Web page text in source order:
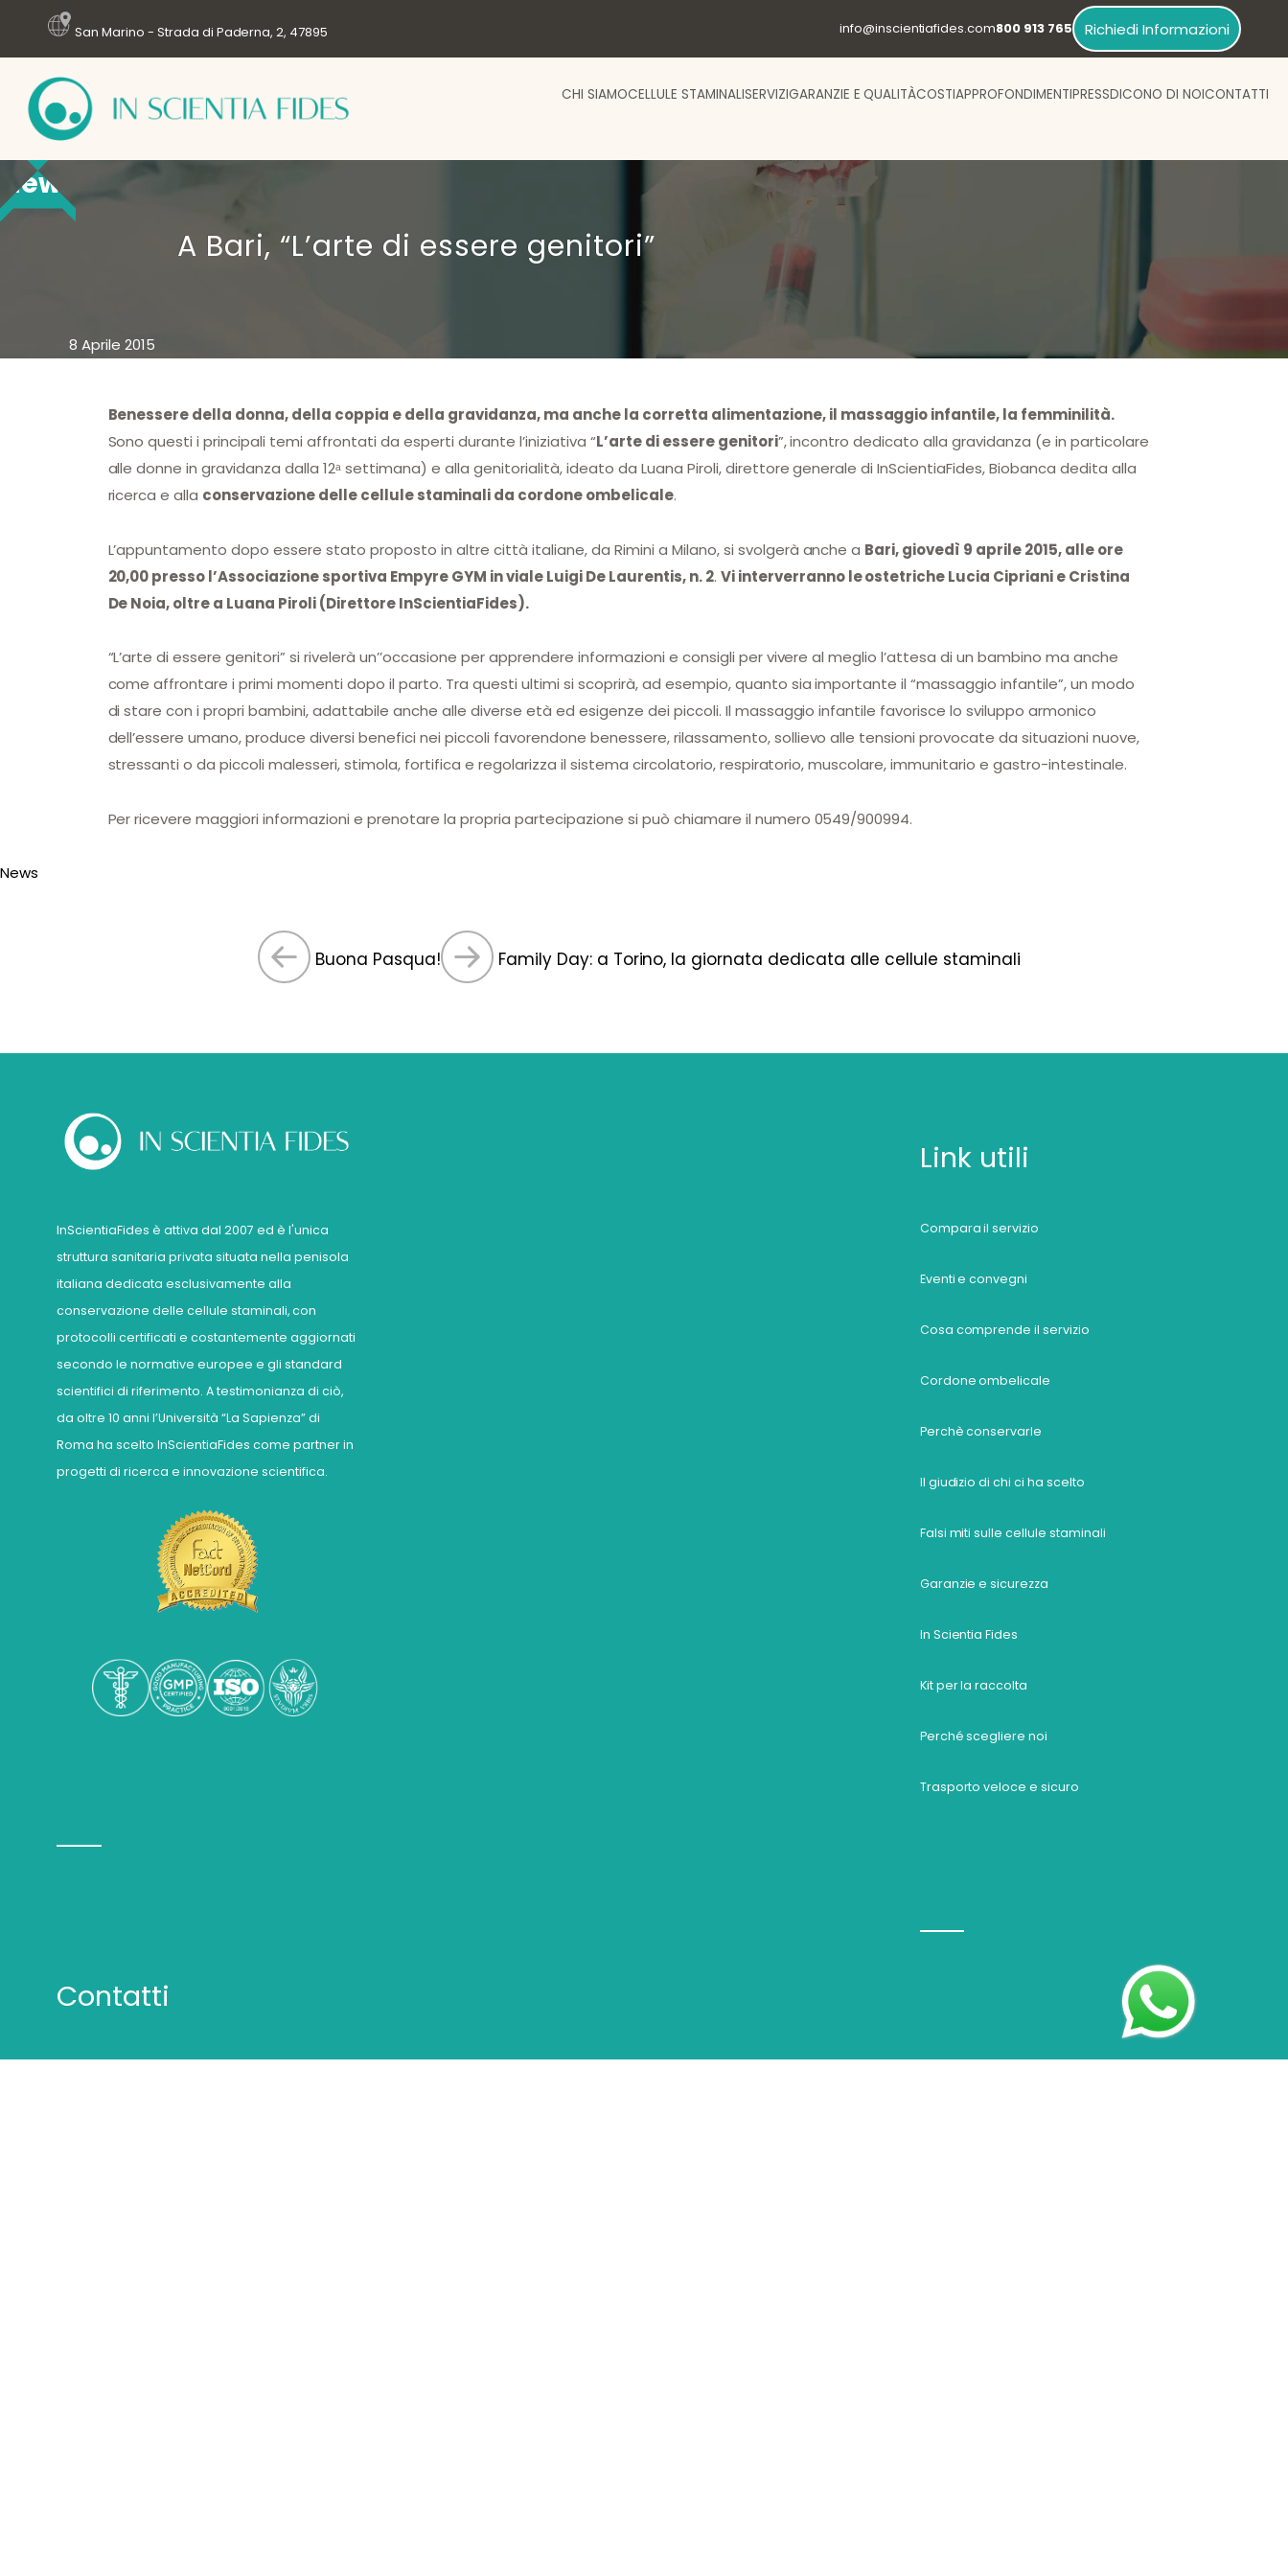
San Marino - Strada di Paderna, 2, 47895 info@inscientiafides.com800 913 765 Richiedi Informazioni
CHI SIAMOCELLULE STAMINALISERVIZIGARANZIE E QUALITÀCOSTIAPPROFONDIMENTIPRESSDICONO DI NOICONTATTI
A Bari, “L’arte di essere genitori”
8 Aprile 2015
News
Benessere della donna, della coppia e della gravidanza, ma anche la corretta alimentazione, il massaggio infantile, la femminilità.
Sono questi i principali temi affrontati da esperti durante l’iniziativa “L’arte di essere genitori”, incontro dedicato alla gravidanza (e in particolare
alle donne in gravidanza dalla 12ᵃ settimana) e alla genitorialità, ideato da Luana Piroli, direttore generale di InScientiaFides, Biobanca dedita alla
ricerca e alla conservazione delle cellule staminali da cordone ombelicale.
L’appuntamento dopo essere stato proposto in altre città italiane, da Rimini a Milano, si svolgerà anche a Bari, giovedì 9 aprile 2015, alle ore
20,00 presso l’Associazione sportiva Empyre GYM in viale Luigi De Laurentis, n. 2. Vi interverranno le ostetriche Lucia Cipriani e Cristina
De Noia, oltre a Luana Piroli (Direttore InScientiaFides).
“L’arte di essere genitori” si rivelerà un’’occasione per apprendere informazioni e consigli per vivere al meglio l’attesa di un bambino ma anche
come affrontare i primi momenti dopo il parto. Tra questi ultimi si scoprirà, ad esempio, quanto sia importante il “massaggio infantile”, un modo
di stare con i propri bambini, adattabile anche alle diverse età ed esigenze dei piccoli. Il massaggio infantile favorisce lo sviluppo armonico
dell’essere umano, produce diversi benefici nei piccoli favorendone benessere, rilassamento, sollievo alle tensioni provocate da situazioni nuove,
stressanti o da piccoli malesseri, stimola, fortifica e regolarizza il sistema circolatorio, respiratorio, muscolare, immunitario e gastro-intestinale.
Per ricevere maggiori informazioni e prenotare la propria partecipazione si può chiamare il numero 0549/900994.
News
Buona Pasqua! Family Day: a Torino, la giornata dedicata alle cellule staminali
InScientiaFides è attiva dal 2007 ed è l'unica
struttura sanitaria privata situata nella penisola
italiana dedicata esclusivamente alla
conservazione delle cellule staminali, con
protocolli certificati e costantemente aggiornati
secondo le normative europee e gli standard
scientifici di riferimento. A testimonianza di ciò,
da oltre 10 anni l’Università “La Sapienza” di
Roma ha scelto InScientiaFides come partner in
progetti di ricerca e innovazione scientifica.
Contatti
Link utili
Compara il servizio
Eventi e convegni
Cosa comprende il servizio
Cordone ombelicale
Perchè conservarle
Il giudizio di chi ci ha scelto
Falsi miti sulle cellule staminali
Garanzie e sicurezza
In Scientia Fides
Kit per la raccolta
Perché scegliere noi
Trasporto veloce e sicuro